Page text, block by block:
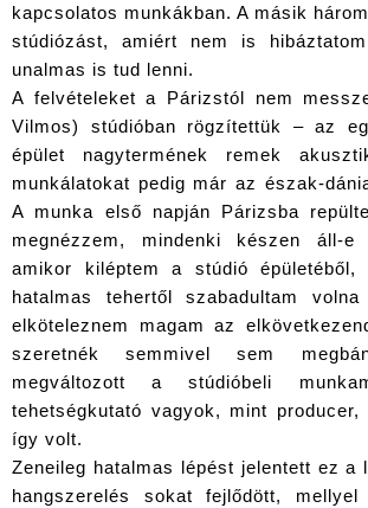
kapcsolatos munkákban. A másik
stúdiózást, amiért nem is
unalmas is tud lenni.
A felvételeket a Párizstól nem
Vilmos) stúdióban rögzítettük – az
épület nagytermének remek
munkálatokat pedig már az észak-
A munka első napján Párizsba
megnézzem, mindenki készen áll-
amikor kiléptem a stúdió
hatalmas tehertől szabadultam
elköteleznem magam az
szeretnék semmivel sem
megváltozott a stúdióbeli
tehetségkutató vagyok, mint
így volt.
Zeneileg hatalmas lépést jelentett ez a
hangszerelés sokat fejlődött,